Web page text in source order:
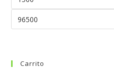
Carrito